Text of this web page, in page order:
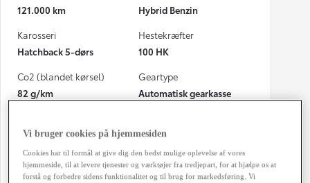
121.000 km
Hybrid Benzin
Karosseri
Hatchback 5-dørs
Hestekræfter
100 HK
Co2 (blandet kørsel)
82 g/km
Geartype
Automatisk gearkasse
Rød
Grøn ejerafgift (årligt)
920 kr.
Vi bruger cookies på hjemmesiden
Cookies har til formål at give dig den bedst mulige oplevelse af vores
hjemmeside, til at levere tjenester og værktøjer fra tredjepart, for at hjælpe os at
forstå og forbedre sidens funktionalitet og til brug for markedsføring. Vi